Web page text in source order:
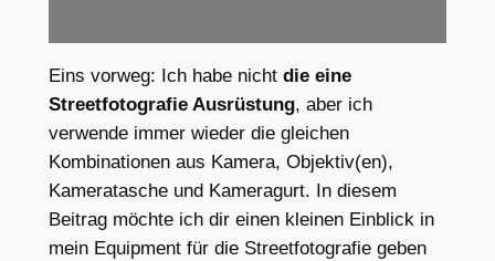
Eins vorweg: Ich habe nicht die eine
Streetfotografie Ausrüstung, aber ich
verwende immer wieder die gleichen
Kombinationen aus Kamera, Objektiv(en),
Kameratasche und Kameragurt. In diesem
Beitrag möchte ich dir einen kleinen Einblick in
mein Equipment für die Streetfotografie geben